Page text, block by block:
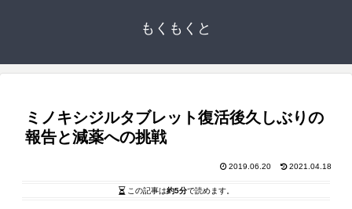
もくもくと
ミノキシジルタブレット復活後久しぶりの
報告と減薬への挑戦
2019.06.20 2021.04.18
この記事は約5分で読めます。